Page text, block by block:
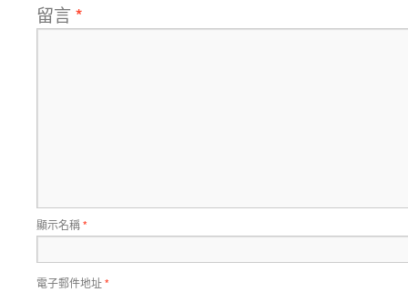
留言 *
顯示名稱*
電子郵件地址*